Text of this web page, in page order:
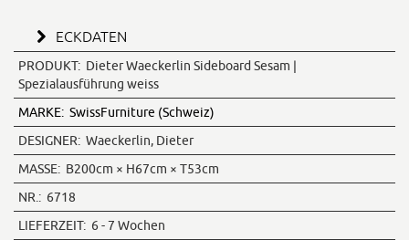
ECKDATEN
PRODUKT: Dieter Waeckerlin Sideboard Sesam |
Spezialausführung weiss
MARKE: SwissFurniture (Schweiz)
DESIGNER: Waeckerlin, Dieter
MASSE: B200cm × H67cm × T53cm
NR.: 6718
LIEFERZEIT: 6 - 7 Wochen